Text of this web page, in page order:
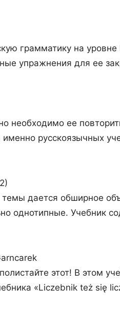
грамматику на уровне
упражнения для ее
необходимо ее
русскоязычных
дается обширное
однотипные. Учебник
этот! В этом
«Liczebnik też się